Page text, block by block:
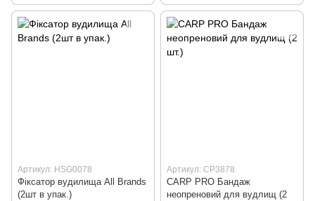
Артикул: HSG0078
Фiксатор вудилища All Brands
(2шт в упак.)
Артикул: CP3878
CARP PRO Бандаж
неопреновий для вудлищ (2